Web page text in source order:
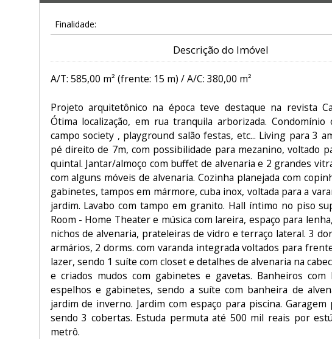
Finalidade:
Descrição do Imóvel
A/T: 585,00 m² (frente: 15 m) / A/C: 380,00 m²
Projeto arquitetônico na época teve destaque na revista
Ótima localização, em rua tranquila arborizada. Condomínio
campo society , playground salão festas, etc... Living para 3
pé direito de 7m, com possibilidade para mezanino, voltado
quintal. Jantar/almoço com buffet de alvenaria e 2 grandes
com alguns móveis de alvenaria. Cozinha planejada com
gabinetes, tampos em mármore, cuba inox, voltada para a
jardim. Lavabo com tampo em granito. Hall íntimo no piso
Room - Home Theater e música com lareira, espaço para
nichos de alvenaria, prateleiras de vidro e terraço lateral. 3
armários, 2 dorms. com varanda integrada voltados para
lazer, sendo 1 suíte com closet e detalhes de alvenaria na
e criados mudos com gabinetes e gavetas. Banheiros com
espelhos e gabinetes, sendo a suíte com banheira de
jardim de inverno. Jardim com espaço para piscina. Garagem
sendo 3 cobertas. Estuda permuta até 500 mil reais por
metrô.